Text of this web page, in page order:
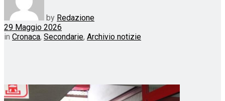
by Redazione
29 Maggio 2026
in Cronaca, Secondarie, Archivio notizie